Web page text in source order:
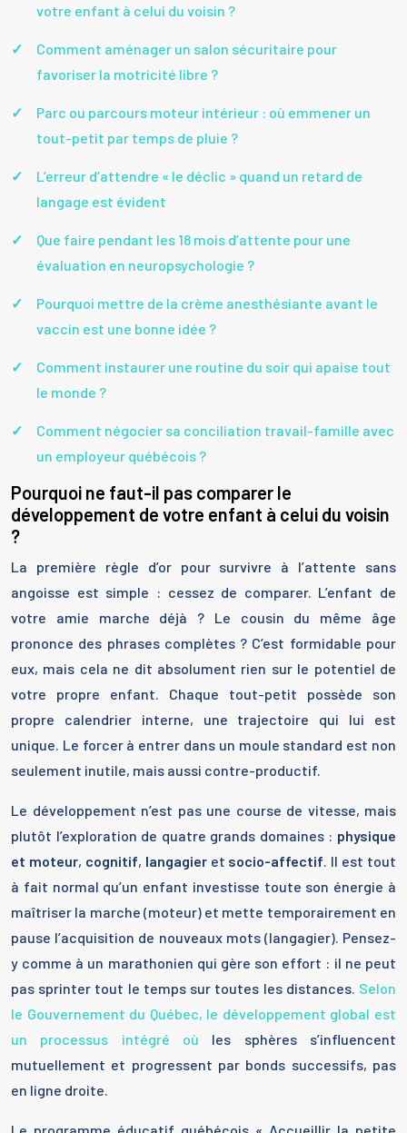
votre enfant à celui du voisin ?
Comment aménager un salon sécuritaire pour
favoriser la motricité libre ?
Parc ou parcours moteur intérieur : où emmener un
tout-petit par temps de pluie ?
L’erreur d’attendre « le déclic » quand un retard de
langage est évident
Que faire pendant les 18 mois d’attente pour une
évaluation en neuropsychologie ?
Pourquoi mettre de la crème anesthésiante avant le
vaccin est une bonne idée ?
Comment instaurer une routine du soir qui apaise tout
le monde ?
Comment négocier sa conciliation travail-famille avec
un employeur québécois ?
Pourquoi ne faut-il pas comparer le
développement de votre enfant à celui du voisin
?
La première règle d’or pour survivre à l’attente sans
angoisse est simple : cessez de comparer. L’enfant de
votre amie marche déjà ? Le cousin du même âge
prononce des phrases complètes ? C’est formidable pour
eux, mais cela ne dit absolument rien sur le potentiel de
votre propre enfant. Chaque tout-petit possède son
propre calendrier interne, une trajectoire qui lui est
unique. Le forcer à entrer dans un moule standard est non
seulement inutile, mais aussi contre-productif.
Le développement n’est pas une course de vitesse, mais
plutôt l’exploration de quatre grands domaines : physique
et moteur, cognitif, langagieret socio-affectif . Il est tout
à fait normal qu’un enfant investisse toute son énergie à
maîtriser la marche (moteur) et mette temporairement en
pause l’acquisition de nouveaux mots (langagier). Pensez-
y comme à un marathonien qui gère son effort : il ne peut
pas sprinter tout le temps sur toutes les distances. Selon
le Gouvernement du Québec, le développement global est
un processus intégré où les sphères s’influencent
mutuellement et progressent par bonds successifs, pas
en ligne droite.
Le programme éducatif québécois « Accueillir la petite